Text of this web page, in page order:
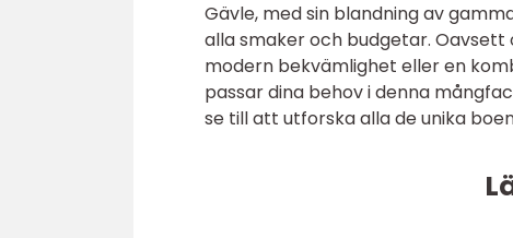
Gävle, med sin blandning av
alla smaker och budgetar.
modern bekvämlighet eller en
passar dina behov i denna
se till att utforska alla de unika